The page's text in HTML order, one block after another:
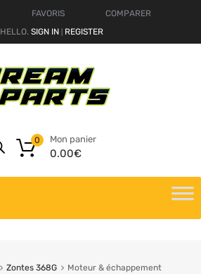
FAVORIS
COMPARER
HELLO. SIGN IN REGISTER
Mon panier
0.00€
0
Zontes 368G Moteur & échappement